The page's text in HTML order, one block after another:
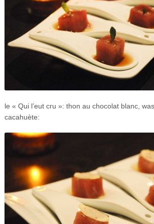
le « Qui l’eut cru »: thon au chocolat blanc,
cacahuète: